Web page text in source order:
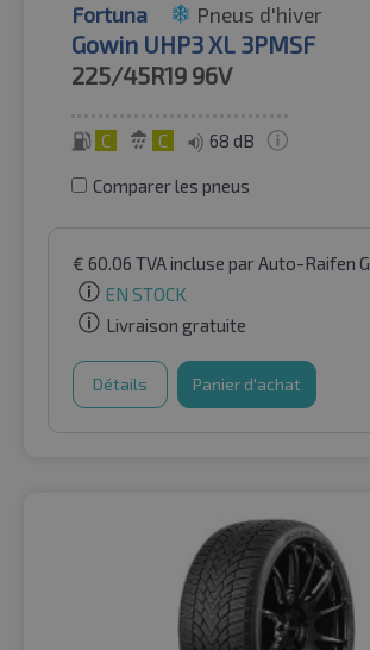
Fortuna Pneus d'hiver
Gowin UHP3 XL 3PMSF
225/45R19 96V
C C 68 dB
Comparer les pneus
€ 60.06 TVA incluse par Auto-Raifen
EN STOCK
Livraison gratuite
Détails Panier d'achat